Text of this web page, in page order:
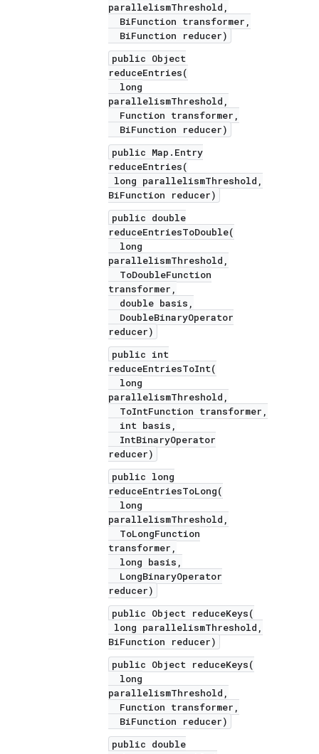
parallelismThreshold,
BiFunction transformer,
BiFunction reducer)
public Object
reduceEntries(
long
parallelismThreshold,
Function transformer,
BiFunction reducer)
public Map.Entry
reduceEntries(
long parallelismThreshold,
BiFunction reducer)
public double
reduceEntriesToDouble(
long
parallelismThreshold,
ToDoubleFunction
transformer,
double basis,
DoubleBinaryOperator
reducer)
public int
reduceEntriesToInt(
long
parallelismThreshold,
ToIntFunction transformer,
int basis,
IntBinaryOperator
reducer)
public long
reduceEntriesToLong(
long
parallelismThreshold,
ToLongFunction
transformer,
long basis,
LongBinaryOperator
reducer)
public Object reduceKeys(
long parallelismThreshold,
BiFunction reducer)
public Object reduceKeys(
long
parallelismThreshold,
Function transformer,
BiFunction reducer)
public double